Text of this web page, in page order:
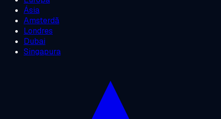
Ásia
Amsterdã
Londres
Dubai
Singapura